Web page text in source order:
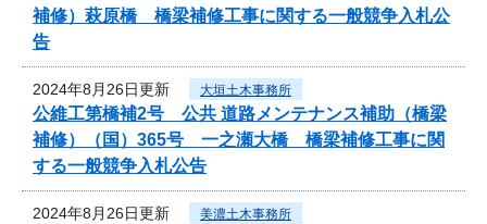
補修）萩原橋 橋梁補修工事に関する一般競争入札公
告
2024年8月26日更新 大垣土木事務所
公維工第橋補2号 公共 道路メンテナンス補助（橋梁
補修）（国）365号 一之瀬大橋 橋梁補修工事に関
する一般競争入札公告
2024年8月26日更新 美濃土木事務所